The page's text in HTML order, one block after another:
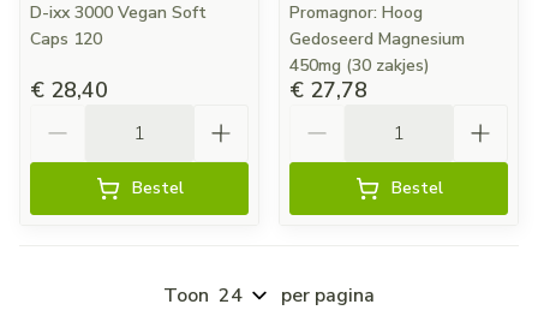
D-ixx 3000 Vegan Soft
Caps 120
€ 28,40
Bestel
Promagnor: Hoog
Gedoseerd Magnesium
450mg (30 zakjes)
€ 27,78
Bestel
Toon per pagina